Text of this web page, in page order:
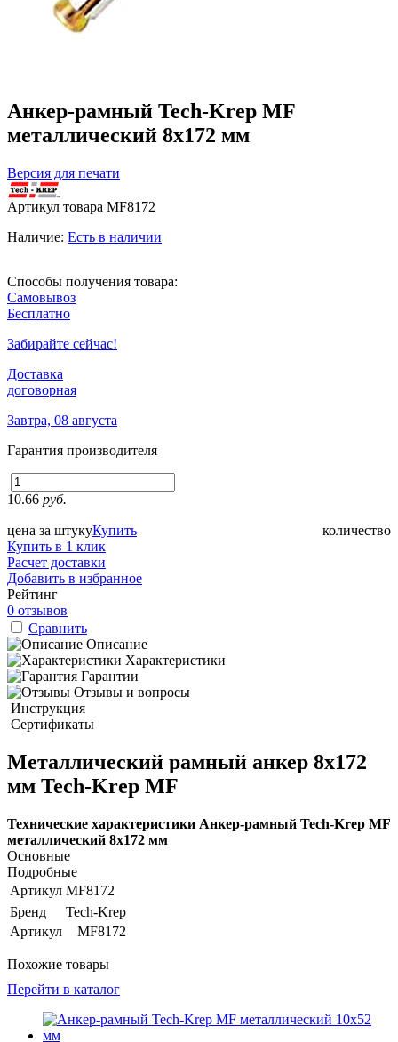
Анкер-рамный Tech-Krep MF
металлический 8х172 мм
Версия для печати
Артикул товара MF8172
Наличие: Есть в наличии
Способы получения товара:
Самовывоз
Бесплатно
Забирайте сейчас!
Доставка
договорная
Завтра, 08 августа
Гарантия производителя
10.66 руб.
цена за штуку количество
Купить
Купить в 1 клик
Расчет доставки
Добавить в избранное
Рейтинг
0 отзывов
Сравнить
Описание
Характеристики
Гарантии
Отзывы и вопросы
Инструкция
Сертификаты
Металлический рамный анкер 8х172
мм Tech-Krep MF
Технические характеристики Анкер-рамный Tech-Krep MF
металлический 8х172 мм
Основные
Подробные
Артикул MF8172
Бренд
Tech-Krep
Артикул
MF8172
Похожие товары
Перейти в каталог